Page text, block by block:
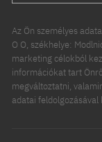
Az Ön személyes
O O, székhelye:
marketing célokból
információkat tart
megváltoztatni,
adatai feldolgozásával